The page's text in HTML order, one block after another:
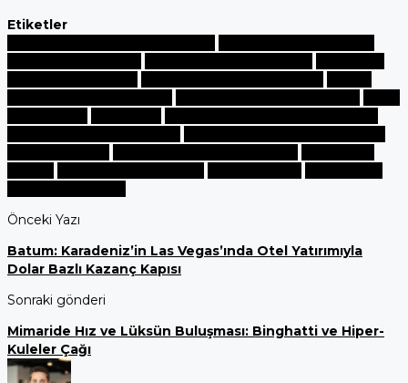
Etiketler
Önceki Yazı
Batum: Karadeniz’in Las Vegas’ında Otel Yatırımıyla
Dolar Bazlı Kazanç Kapısı
Sonraki gönderi
Mimaride Hız ve Lüksün Buluşması: Binghatti ve Hiper-
Kuleler Çağı